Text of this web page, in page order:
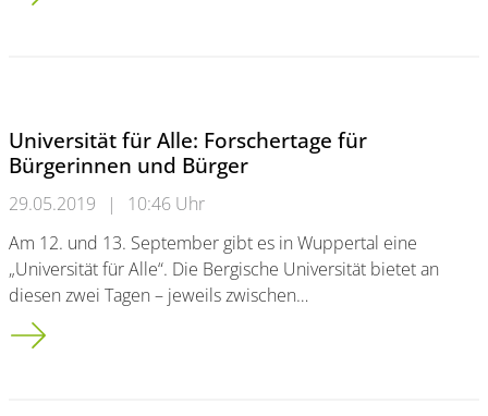
Universität für Alle: Forschertage für
Bürgerinnen und Bürger
29.05.2019 |
10:46 Uhr
Am 12. und 13. September gibt es in Wuppertal eine
„Universität für Alle“. Die Bergische Universität bietet an
diesen zwei Tagen – jeweils zwischen…
Universität für Alle: Forschertage für Bürgerinnen und Bürger